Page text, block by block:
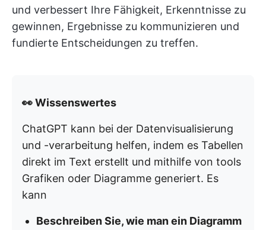
und verbessert Ihre Fähigkeit, Erkenntnisse zu
gewinnen, Ergebnisse zu kommunizieren und
fundierte Entscheidungen zu treffen.
👀 Wissenswertes
ChatGPT kann bei der Datenvisualisierung
und -verarbeitung helfen, indem es Tabellen
direkt im Text erstellt und mithilfe von tools
Grafiken oder Diagramme generiert. Es
kann
Beschreiben Sie, wie man ein Diagramm